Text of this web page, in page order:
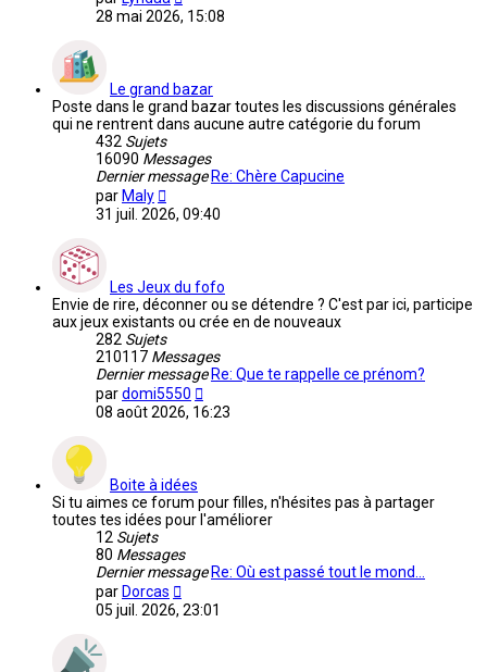
le
dernier
28 mai 2026, 15:08
Le grand bazar
Poste dans le grand bazar toutes les discussions générales
qui ne rentrent dans aucune autre catégorie du forum
432 Sujets
16090 Messages
Dernier messageRe: Chère Capucine
parMaly
le
dernier
31 juil. 2026, 09:40
Les Jeux du fofo
Envie de rire, déconner ou se détendre ? C'est par ici, participe
aux jeux existants ou crée en de nouveaux
282 Sujets
210117 Messages
Dernier messageRe: Que te rappelle ce prénom?
pardomi5550
le
08 août 2026, 16:23
Boite à idées
Si tu aimes ce forum pour filles, n'hésites pas à partager
toutes tes idées pour l'améliorer
12 Sujets
80 Messages
Dernier messageRe: Où est passé tout le mond…
parDorcas
le
05 juil. 2026, 23:01